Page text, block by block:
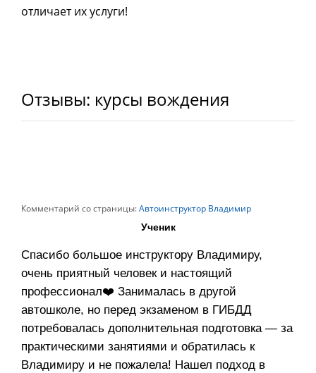
отличает их услуги!
Отзывы: курсы вождения
Комментарий со страницы:Автоинструктор Владимир
Ученик
Спасибо большое инструктору Владимиру,
очень приятный человек и настоящий
профессионал❤️ Занималась в другой
автошколе, но перед экзаменом в ГИБДД
потребовалась дополнительная подготовка — за
практическими занятиями и обратилась к
Владимиру и не пожалела! Нашел подход в